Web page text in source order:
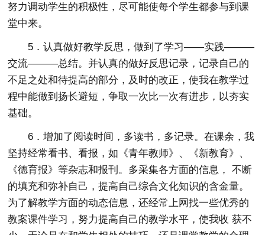
努力调动学生的积极性，尽可能使每个学生都参与到课
堂中来。
5．认真做好教学反思，做到了学习——实践———
交流———总结。并认真的做好反思记录，记录自己的
不足之处和待提高的部分，及时的改正，使我在教学过
程中能做到扬长避短，争取一次比一次有进步，以夯实
基础。
6．增加了阅读时间，多读书，多记录。在课余，我
坚持经常看书、看报，如《青年教师》、《新教育》、
《德育报》等杂志和报刊。多采集各方面的信息， 不断
的填充和弥补自己，提高自己综合文化知识的含金量。
为了解教学方面的动态信息，还经常上网找一些优秀的
教案课件学习，努力提高自己的教学水平，使我收 获不